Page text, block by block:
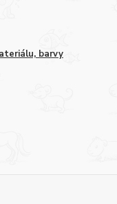
barvy